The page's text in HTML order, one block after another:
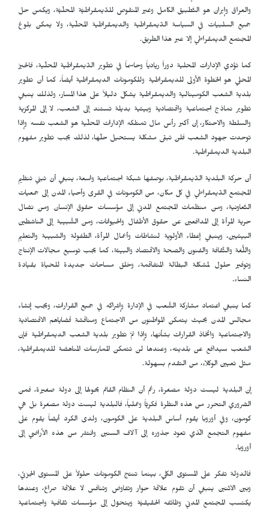
والعراق وإيران هو التَّطبيق الكامل وغير المنقوص للدّيمقراطيَّة المحلّيَّة، ويكمن حل
جميع السلبيات في السياسة الدّيمقراطية والديمقراطية المحلّية، ولا يمكن بلوغ
المجتمع الديمقراطي إلا عبر هذا الطريق.
كما تؤدي الإدارات المحلية دوراً ريادياً وحاسماً في تطوير الدّيمقراطية المحلّية، فالحيز
المحلي هو الخطوة الأولى للديمقراطية وللكومونات الديمقراطية أيضاً، كما أن تطوير
بلدية الشعب الكومينالية والديمقراطية يشكل دليلاً على هذا المسار، ولذلك ينبغي
تطوير نماذج اجتماعية واقتصادية وبيئية بديلة تستند إلى الشعب، لا إلى المركزية
والسلطة والاحتكار، إن أكبر رأس مال تمتلكه الإدارات المحلّية هو الشعب نفسه وإذا
توحدت جهود الشعب فلن تبقى مشكلة يستحيل حلّها، لذلك يجب تطوير مفهوم
البلدية الديمقراطية.
أن حركة البلدية الدّيمقراطية، بوصفها شبكة اجتماعية واسعة، ينبغي أنْ تبني تنظيم
المجتمع الدّيمقراطي في كل مكان، من الكومونات في القرى وأحياء المدن إلى جمعيات
التَّعاونية، ومن منظمات المجتمع المدني إلى مؤسسات حقوق الإنسان ومن نضال
حرية المرأة إلى المدافعين عن حقوق الأطفال والحيوانات، ومن الشَّبيبة إلى الناشطين
البيئيين، وينبغي إعطاء الأولوية لنشاطات وأعمال المرأة، الطفولة والشبيبة والتعليم
واللُّغة والثَّقافة والفنون والصحة والاقتصاد والبيئة، كما يجب توسيع مجالات الإنتاج
وتوفير حلول لمشكلة البطالة المتفاقمة، وخلق مساحات جديدة للحياة بقيادة
النساء.
كما ينبغي اعتماد مشاركة الشَّعب في الإدارة وإشراكه في جميع القرارات، ويجب إنشاء
مجالس المدن بحيث يتمكن المواطنون من الاجتماع ومناقشة قضاياهم الاقتصادية
والاجتماعية واتخاذ القرارات بشأنها، وإذا تمَّ تطوير بلدية الشعب الديمقراطية فإن
الشعب سيدافع عن بلديته، وعندها لن تتمكن الممارسات المناهضة للديمقراطية،
مثل تعيين الوكلاء، من التقدم بسهولة.
إن البلدية ليست دولة مصغرة، رغم أن النظام القائم يحولها إلى دولة صغيرة، فمن
الضروري التحرر من هذه النظرة فكريَّاً وعملياً، فالبلدية ليست دولة مصغرة بل هي
كومون، وفي أوروبا يقوم أساس البلدية على الكومون، ولدى الكرد أيضاً يقوم على
مفهوم التجمع الّذي تعود جذوره إلى آلاف السنين وانتشر من هذه الأراضي إلى
أوروبا.
فالدولة تفكر على المستوى الكلي، بينما تنتج الكومونات حلولاً على المستوى الجزئي،
وبين الاثنين ينبغي أنْ تقوم علاقة حوار وتفاوض وتنافس لا علاقة صراع، وعندها
يكتسب المجتمع المدني وظائفه الحقيقيَّة ويتحوّل إلى مؤسسات ثقافية واجتماعية